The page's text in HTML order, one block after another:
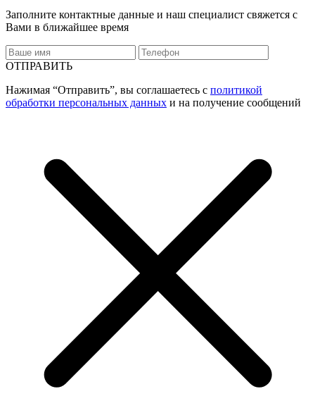
Заполните контактные данные и наш специалист свяжется с
Вами в ближайшее время
ОТПРАВИТЬ
Нажимая “Отправить”, вы соглашаетесь с политикой
обработки персональных данных и на получение сообщений